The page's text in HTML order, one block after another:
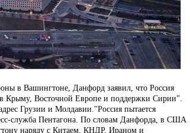
в Вашингтоне, Данфорд заявил, что Россия
в Крыму, Восточной Европе и поддержки Сирии".
Грузии и Молдавии."Россия пытается
служба Пентагона. По словам Данфорда, в США
наряду с Китаем, КНДР, Ираном и